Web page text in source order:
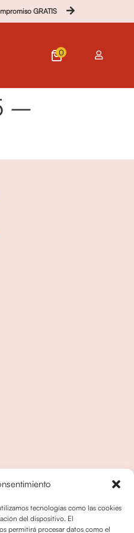
tecnologías como las cookies
del dispositivo. El
permitirá procesar datos como el
GRATIS
0
–